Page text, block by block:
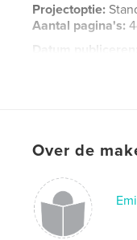
Projectoptie:
Aantal pagina's:
Datum publiceren:
Over de